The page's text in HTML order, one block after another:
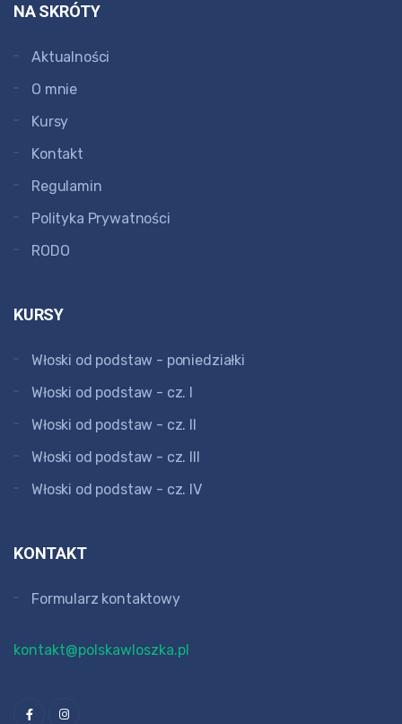
NA SKRÓTY
Aktualności
O mnie
Kursy
Kontakt
Regulamin
Polityka Prywatności
RODO
KURSY
Włoski od podstaw - poniedziałki
Włoski od podstaw - cz. I
Włoski od podstaw - cz. II
Włoski od podstaw - cz. III
Włoski od podstaw - cz. IV
KONTAKT
Formularz kontaktowy
kontakt@polskawloszka.pl